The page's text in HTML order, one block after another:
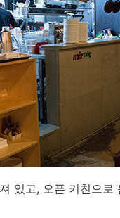
있고, 오픈 키친으로